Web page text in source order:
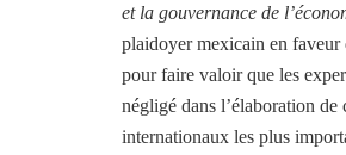
et la gouvernance de
plaidoyer mexicain en faveur
pour faire valoir que les
négligé dans l’élaboration
internationaux les plus